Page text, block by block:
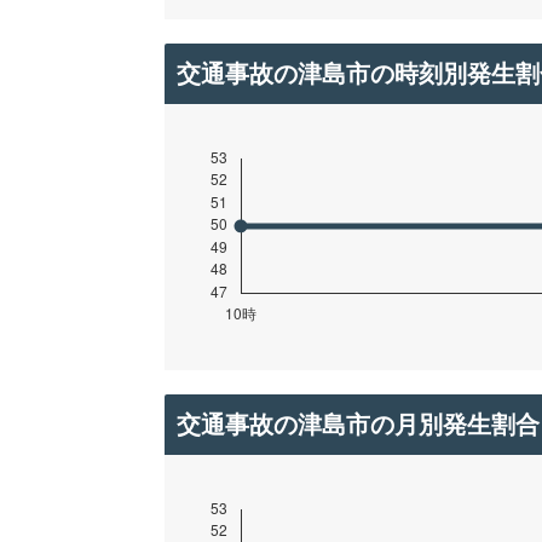
交通事故の津島市の時刻別発生
交通事故の津島市の月別発生割合